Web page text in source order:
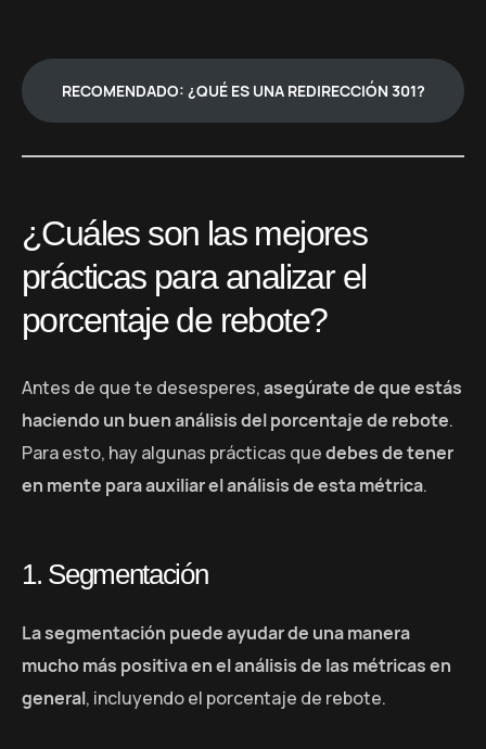
RECOMENDADO: ¿QUÉ ES UNA REDIRECCIÓN 301?
¿Cuáles son las mejores
prácticas para analizar el
porcentaje de rebote?
Antes de que te desesperes,asegúrate de que estás
haciendo un buen análisis del porcentaje de rebote.
Para esto, hay algunas prácticas quedebes de tener
en mente para auxiliar el análisis de esta métrica.
1. Segmentación
La segmentación puede ayudar de una manera
mucho más positiva en el análisis de las métricas en
general, incluyendo el porcentaje de rebote.